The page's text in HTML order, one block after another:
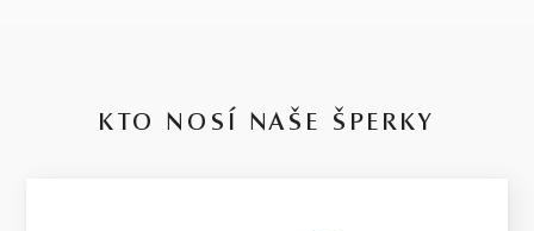
KTO NOSÍ NAŠE ŠPERKY